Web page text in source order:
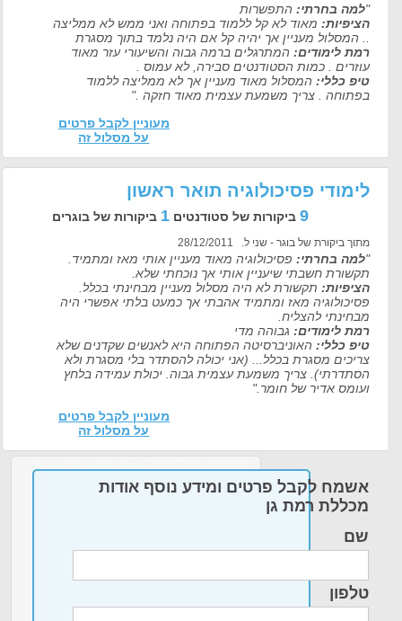
"למה בחרתי: התפשרות
הציפיות: מאוד לא קל ללמוד בפתוחה ואני ממש לא ממליצה
.. המסלול מעניין אך יהיה קל אם היה נלמד בתוך מסגרת
רמת לימודים: המתרגלים ברמה גבוה והשיעורי עזר מאוד
עוזרים . כמות הסטודנטים סבירה, לא עמוס .
טיפ כללי: המסלול מאוד מעניין אך לא ממליצה ללמוד
בפתוחה . צריך משמעת עצמית מאוד חזקה ."
מעוניין לקבל פרטים
על מסלול זה
לימודי פסיכולוגיה תואר ראשון
9 ביקורות של סטודנטים 1 ביקורות של בוגרים
מתוך ביקורת של בוגר - שני ל. 28/12/2011
"למה בחרתי: פסיכולוגיה מאוד מעניין אותי מאז ומתמיד.
תקשורת חשבתי שיעניין אותי אך נוכחתי שלא.
הציפיות: תקשורת לא היה מסלול מעניין מבחינתי בכלל.
פסיכולוגיה מאז ומתמיד אהבתי אך כמעט בלתי אפשרי היה
מבחינתי להצליח.
רמת לימודים: גבוהה מדי
טיפ כללי: האוניברסיטה הפתוחה היא לאנשים שקדנים שלא
צריכים מסגרת בכלל... (אני יכולה להסתדר בלי מסגרת ולא
הסתדרתי). צריך משמעת עצמית גבוה. יכולת עמידה בלחץ
ועומס אדיר של חומר."
מעוניין לקבל פרטים
על מסלול זה
אשמח לקבל פרטים ומידע נוסף אודות
מכללת רמת גן
שם
טלפון